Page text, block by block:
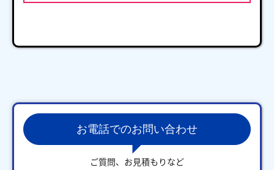
お電話でのお問い合わせ
ご質問、お見積もりなど